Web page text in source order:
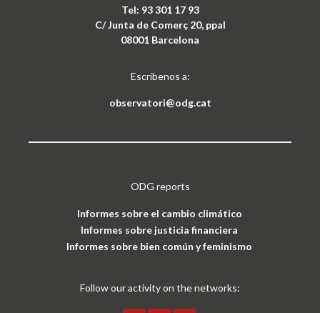
Tel: 93 301 17 93
C/ Junta de Comerç 20, ppal
08001 Barcelona
Escríbenos a:
observatori@odg.cat
ODG reports
Informes sobre el cambio climático
Informes sobre justicia financiera
Informes sobre bien común y feminismo
Follow our activity on the networks: